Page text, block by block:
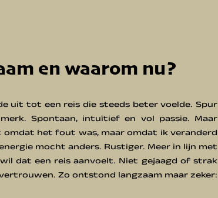
en waarom nu?
uit tot een reis die steeds beter voelde. Spur
Spontaan, intuïtief en vol passie. Maar
het fout was, maar omdat ik veranderd
mocht anders. Rustiger. Meer in lijn met
dat een reis aanvoelt. Niet gejaagd of strak
Zo ontstond langzaam maar zeker: